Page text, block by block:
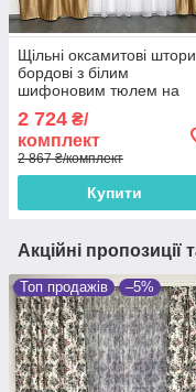
Щільні оксамитові штори
бордові з білим
шифоновим тюлем на
тасьмі ALBO (SHTN-915-
2 724 ₴/
комплект
2 867 ₴/комплект
Купити
Акційні пропозиції
Топ продажів –5%